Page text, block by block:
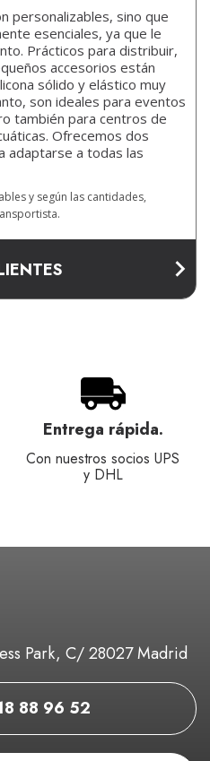
personalizables, sino que
esenciales, ya que le
Prácticos para distribuir,
accesorios están
sólido y elástico muy
son ideales para eventos
también para centros de
Ofrecemos dos
adaptarse a todas las
y según las cantidades,
Entrega rápida.
Con nuestros socios UPS
y DHL
Park, C/ 28027 Madrid
88 96 52